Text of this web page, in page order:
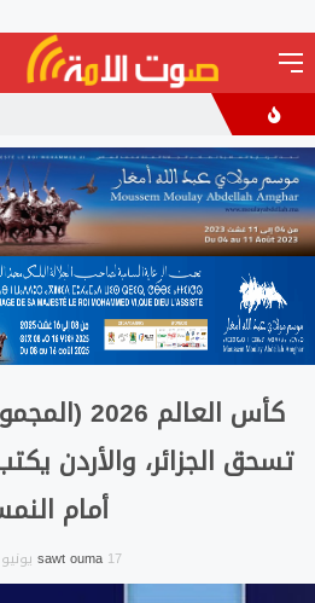
تسحق الجزائر، والأردن
أمام
sawt ouma 17 يونيو 2026